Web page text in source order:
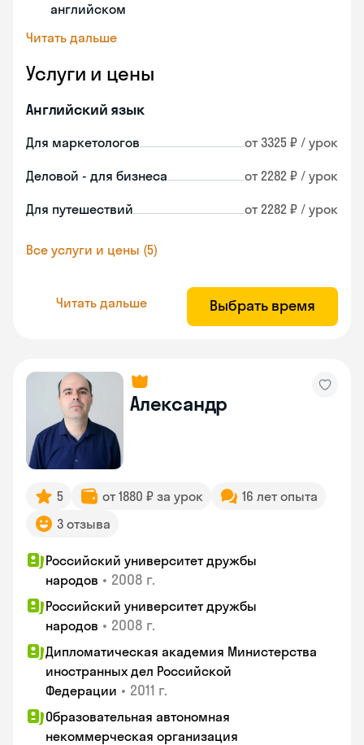
английском
Читать дальше
Услуги и цены
Английский язык
Для маркетологов от 3325 ₽ / урок
Деловой - для бизнеса от 2282 ₽ / урок
Для путешествий от 2282 ₽ / урок
Все услуги и цены (5)
Читать дальше Выбрать время
Александр
5 от 1880 ₽ за урок
16 лет опыта
3 отзыва
Российский университет дружбы
народов • 2008 г.
Российский университет дружбы
народов • 2008 г.
Дипломатическая академия Министерства
иностранных дел Российской
Федерации • 2011 г.
Образовательная автономная
некоммерческая организация